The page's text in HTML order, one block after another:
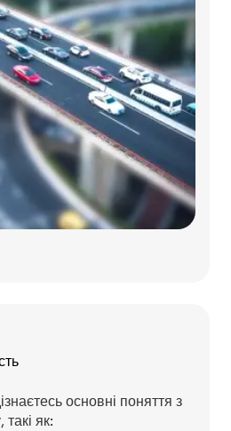
основні поняття з
як: